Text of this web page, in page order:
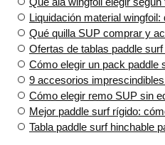
Liquidación material
Qué quilla SUP comprar y
Ofertas de tablas paddle
Cómo elegir un pack paddle
9 accesorios
Cómo elegir remo SUP sin
Mejor paddle surf rígido:
Tabla paddle surf hinchable